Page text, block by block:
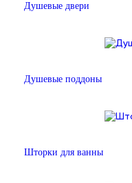
Душевые двери
Душевые поддоны
Шторки для ванны